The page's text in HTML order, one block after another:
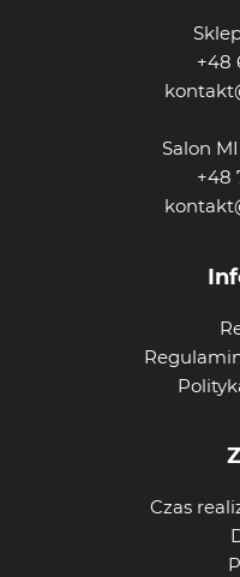
+48
Salon
+48
Czas